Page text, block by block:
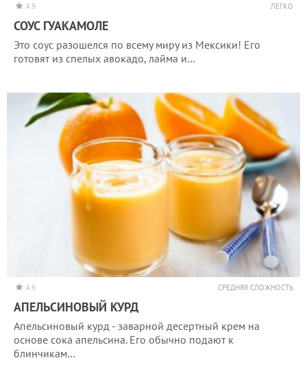
4.9 ЛЕГКО
СОУС ГУАКАМОЛЕ
Это соус разошелся по всему миру из Мексики! Его
готовят из спелых авокадо, лайма и…
4.9 СРЕДНЯЯ СЛОЖНОСТЬ
АПЕЛЬСИНОВЫЙ КУРД
Апельсиновый курд - заварной десертный крем на
основе сока апельсина. Его обычно подают к
блинчикам…